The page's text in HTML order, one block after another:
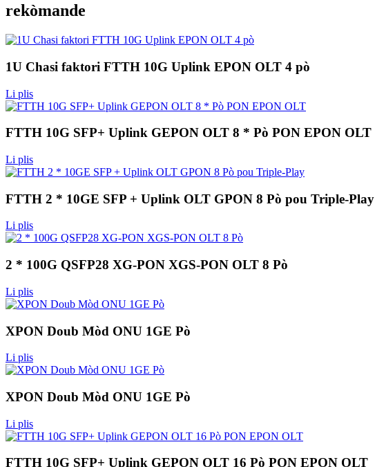
rekòmande
1U Chasi faktori FTTH 10G Uplink EPON OLT 4 pò
Li plis
FTTH 10G SFP+ Uplink GEPON OLT 8 * Pò PON EPON OLT
Li plis
FTTH 2 * 10GE SFP + Uplink OLT GPON 8 Pò pou Triple-Play
Li plis
2 * 100G QSFP28 XG-PON XGS-PON OLT 8 Pò
Li plis
XPON Doub Mòd ONU 1GE Pò
Li plis
XPON Doub Mòd ONU 1GE Pò
Li plis
FTTH 10G SFP+ Uplink GEPON OLT 16 Pò PON EPON OLT